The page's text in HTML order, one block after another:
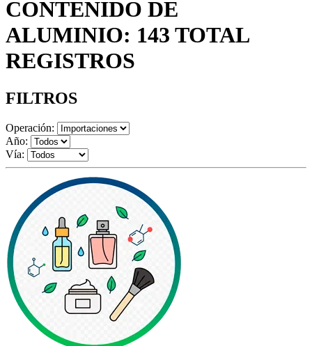
CONTENIDO DE
ALUMINIO: 143 TOTAL
REGISTROS
FILTROS
Operación:
Año:
Vía: